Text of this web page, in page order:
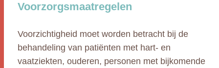
Voorzorgsmaatregelen
Voorzichtigheid moet worden betracht bij de
behandeling van patiënten met hart- en
vaatziekten, ouderen, personen met bijkomende